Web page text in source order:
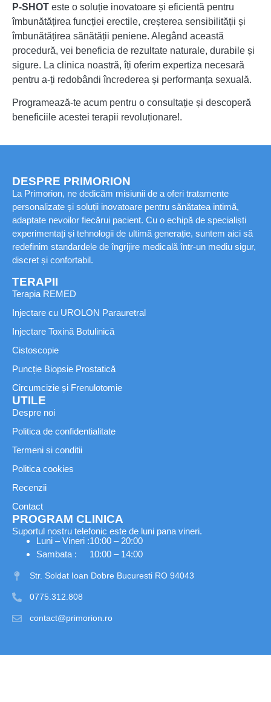
P-SHOT este o soluție inovatoare și eficientă pentru
îmbunătățirea funcției erectile, creșterea sensibilității și
îmbunătățirea sănătății peniene. Alegând această
procedură, vei beneficia de rezultate naturale, durabile și
sigure. La clinica noastră, îți oferim expertiza necesară
pentru a-ți redobândi încrederea și performanța sexuală.
Programează-te acum pentru o consultație și descoperă
beneficiile acestei terapii revoluționare!.
DESPRE PRIMORION
La Primorion, ne dedicăm misiunii de a oferi tratamente
personalizate și soluții inovatoare pentru sănătatea intimă,
adaptate nevoilor fiecărui pacient. Cu o echipă de specialiști
experimentați și tehnologii de ultimă generație, suntem aici să
redefinim standardele de îngrijire medicală într-un mediu sigur,
discret și confortabil.
TERAPII
Terapia REMED
Injectare cu UROLON Parauretral
Injectare Toxină Botulinică
Cistoscopie
Puncție Biopsie Prostatică
Circumcizie și Frenulotomie
UTILE
Despre noi
Politica de confidentialitate
Termeni si conditii
Politica cookies
Recenzii
Contact
PROGRAM CLINICA
Suportul nostru telefonic este de luni pana vineri.
Luni – Vineri :
Sambata :
10:00 – 20:00
10:00 – 14:00
Str. Soldat Ioan Dobre Bucuresti RO 94043
0775.312.808
contact@primorion.ro